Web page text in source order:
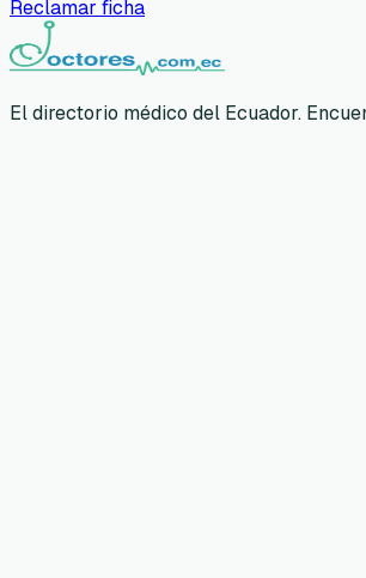
Reclamar ficha
El directorio médico del Ecuador.